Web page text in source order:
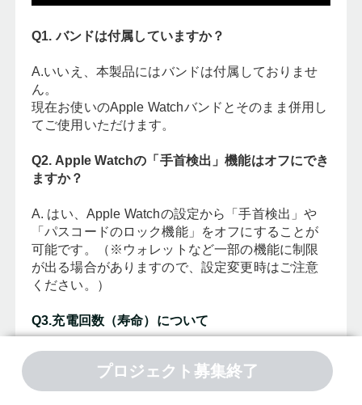
Q1. バンドは付属していますか？
A.いいえ、本製品にはバンドは付属しておりませ
ん。
現在お使いのApple Watchバンドとそのまま併用し
てご使用いただけます。
Q2. Apple Watchの「手首検出」機能はオフにでき
ますか？
A. はい、Apple Watchの設定から「手首検出」や
「パスコードのロック機能」をオフにすることが
可能です。（※ウォレットなど一部の機能に制限
が出る場合がありますので、設定変更時はご注意
ください。）
Q3.充電回数（寿命）について
A.ご使用状況や保管環境によって異なりますが、
一般的なリチウムイオンバッテリーと同様に、約
500回以上の充電サイクルに対応しています。適切
プロジェクト募集終了